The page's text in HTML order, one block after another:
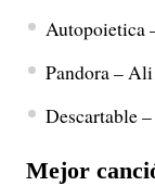
Autopoietica
Pandora –
Descartable
Mejor